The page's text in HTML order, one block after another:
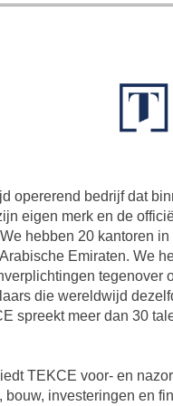
opererend bedrijf dat
eigen merk en de
hebben 20 kantoren
Emiraten. We
tegenover
die wereldwijd
spreekt meer dan 30
TEKCE voor- en
investeringen en